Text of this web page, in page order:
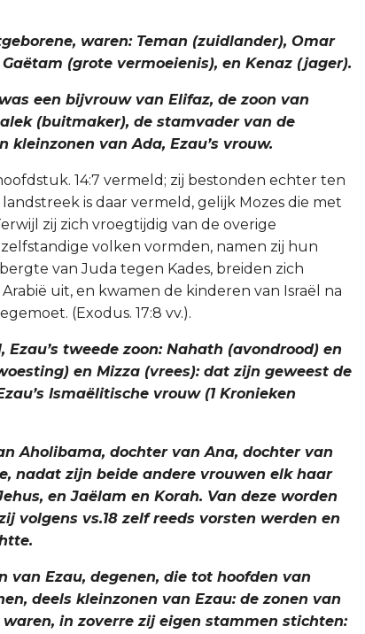
waren: Teman (zuidlander), Omar
(grote vermoeienis), en Kenaz (jager).
een bijvrouw van Elifaz, de zoon van
(buitmaker), de stamvader van de
kleinzonen van Ada, Ezau’s vrouw.
14:7 vermeld; zij bestonden echter ten
is daar vermeld, gelijk Mozes die met
zij zich vroegtijdig van de overige
volken vormden, namen zij hun
van Juda tegen Kades, breiden zich
uit, en kwamen de kinderen van Israël na
(Exodus. 17:8 vv.).
Ezau’s tweede zoon: Nahath (avondrood) en
en Mizza (vrees): dat zijn geweest de
Ismaëlitische vrouw (1 Kronieken
Aholibama, dochter van Ana, dochter van
nadat zijn beide andere vrouwen elk haar
en Jaëlam en Korah. Van deze worden
volgens vs.18 zelf reeds vorsten werden en
van Ezau, degenen, die tot hoofden van
deels kleinzonen van Ezau: de zonen van
in zoverre zij eigen stammen stichten: